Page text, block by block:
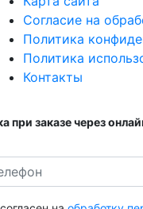
Согласие на
Политика
Политика
Контакты
при заказе через